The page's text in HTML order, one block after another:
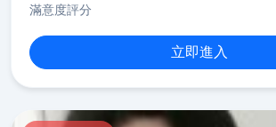
滿意度評分
立即進入